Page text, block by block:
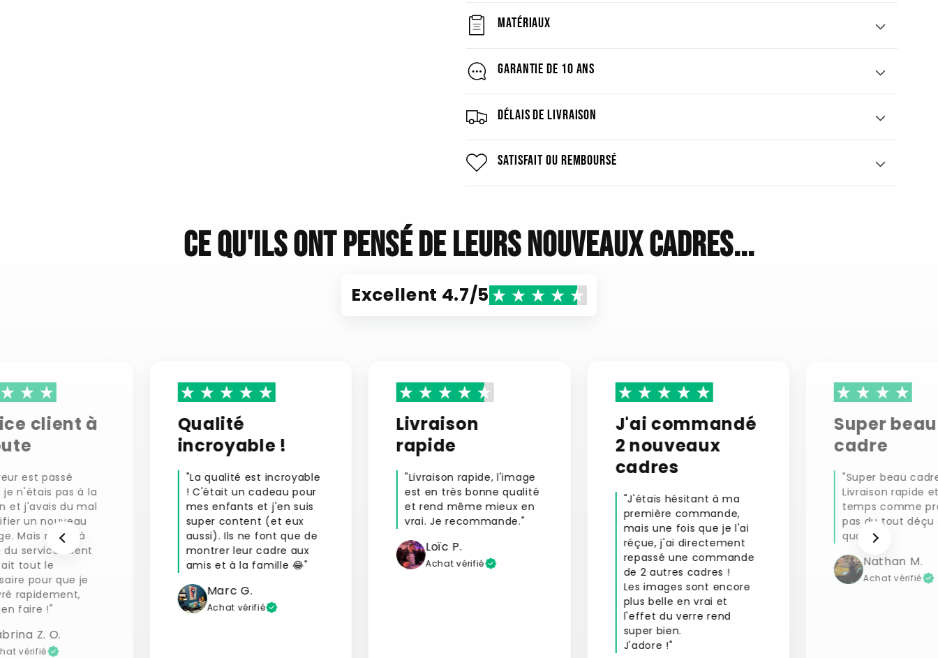
Matériaux
Garantie de 10 ans
Délais de livraison
Satisfait ou remboursé
Ce qu'ils ont pensé de leurs nouveaux cadres...
Excellent 4.7/5
client à
est passé
je n'étais pas à la
et j'avais du mal
un nouveau
Mais merci à
du service client
tout le
pour que je
rapidement,
faire !"
Z. O.
vérifié
Qualité
incroyable !
"La qualité est incroyable
! C'était un cadeau pour
mes enfants et j'en suis
super content (et eux
aussi). Ils ne font que de
montrer leur cadre aux
amis et à la famille 😂"
Marc G.
Achat vérifié
Livraison
rapide
"Livraison rapide, l'image
est en très bonne qualité
et rend même mieux en
vrai. Je recommande."
Loïc P.
Achat vérifié
J'ai commandé
2 nouveaux
cadres
"J'étais hésitant à ma
première commande,
mais une fois que je l'ai
réçue, j'ai directement
repassé une commande
de 2 autres cadres !
Les images sont encore
plus belle en vrai et
l'effet du verre rend
super bien.
J'adore !"
Super beau
cadre
"Super beau
Livraison rapide
temps comme
pas du tout déçu
qualité."
Nathan M.
Achat vérifié